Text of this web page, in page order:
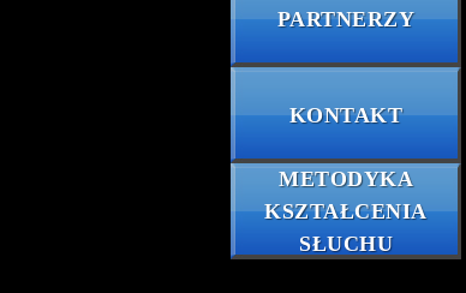
PARTNERZY
KONTAKT
METODYKA
KSZTAŁCENIA
SŁUCHU